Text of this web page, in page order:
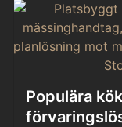
Populära